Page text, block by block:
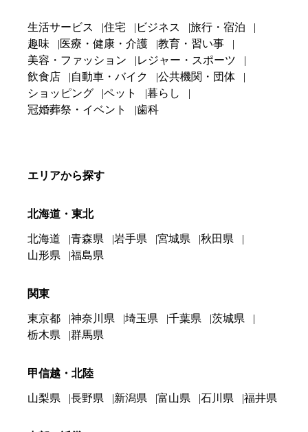
生活サービス 住宅 ビジネス
旅行・宿泊
趣味
医療・健康・介護
教育・習い事
美容・ファッション
レジャー・スポーツ
飲食店
自動車・バイク
公共機関・団体
ショッピング
ペット
暮らし
冠婚葬祭・イベント
歯科
エリアから探す
北海道・東北
北海道 青森県 岩手県 宮城県
秋田県
山形県
福島県
関東
東京都 神奈川県 埼玉県 千葉県
茨城県
栃木県
群馬県
甲信越・北陸
山梨県 長野県 新潟県 富山県 石川県 福井県